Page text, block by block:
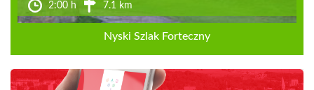
2:00 h 7.1 km
Nyski Szlak Forteczny